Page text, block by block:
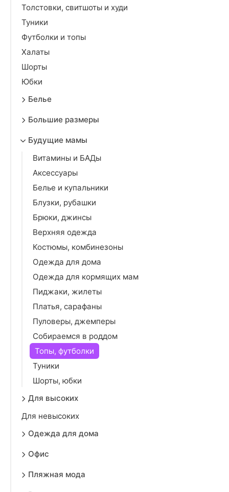
Толстовки, свитшоты и худи
Туники
Футболки и топы
Халаты
Шорты
Юбки
Белье
Большие размеры
Будущие мамы
Витамины и БАДы
Аксессуары
Белье и купальники
Блузки, рубашки
Брюки, джинсы
Верхняя одежда
Костюмы, комбинезоны
Одежда для дома
Одежда для кормящих мам
Пиджаки, жилеты
Платья, сарафаны
Пуловеры, джемперы
Собираемся в роддом
Топы, футболки
Туники
Шорты, юбки
Для высоких
Для невысоких
Одежда для дома
Офис
Пляжная мода